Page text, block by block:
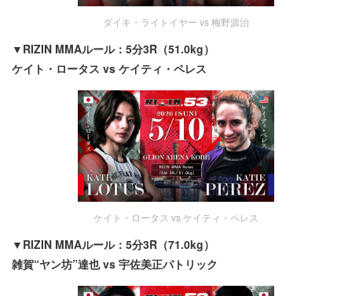
ダイキ・ライトイヤー vs 梅野源治
▼RIZIN MMAルール：5分3R（51.0kg）
ケイト・ロータス vs ケイティ・ペレス
ケイト・ロータス vs ケイティ・ペレス
▼RIZIN MMAルール：5分3R（71.0kg）
雑賀“ヤン坊”達也 vs 宇佐美正パトリック